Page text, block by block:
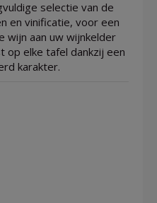
selectie van de
en vinificatie, voor een
wijn aan uw wijnkelder
elke tafel dankzij een
karakter.